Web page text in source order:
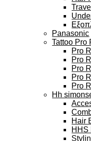
Panasonic
Tattoo Pro
Pro
Pro
Pro
Pro
Pro
Hh
Hair
HHS